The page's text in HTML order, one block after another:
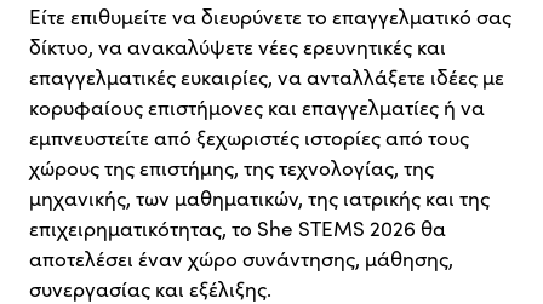
Είτε επιθυμείτε να διευρύνετε το επαγγελματικό σας
δίκτυο, να ανακαλύψετε νέες ερευνητικές και
επαγγελματικές ευκαιρίες, να ανταλλάξετε ιδέες με
κορυφαίους επιστήμονες και επαγγελματίες ή να
εμπνευστείτε από ξεχωριστές ιστορίες από τους
χώρους της επιστήμης, της τεχνολογίας, της
μηχανικής, των μαθηματικών, της ιατρικής και της
επιχειρηματικότητας, το She STEMS 2026 θα
αποτελέσει έναν χώρο συνάντησης, μάθησης,
συνεργασίας και εξέλιξης.